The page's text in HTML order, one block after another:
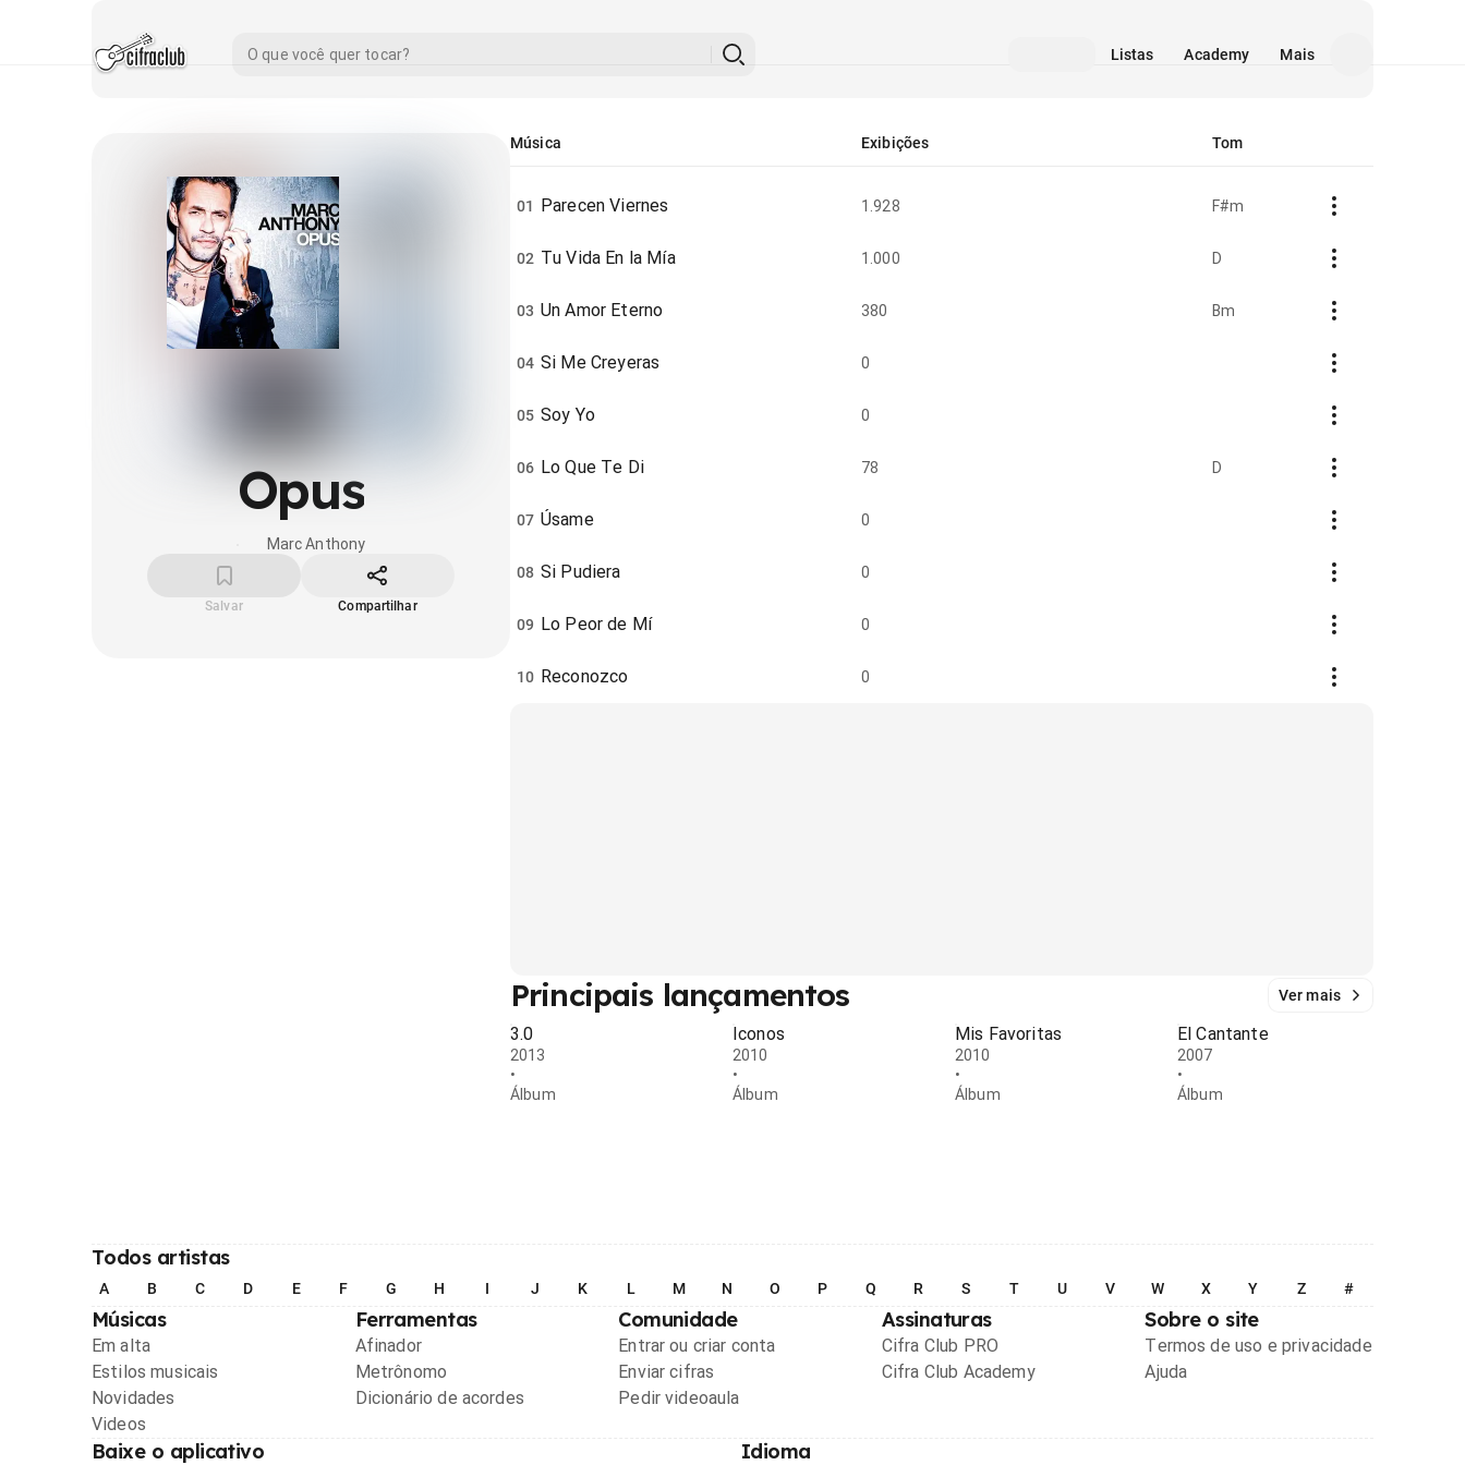
Listas Academy Mais
Opus
Marc Anthony
Salvar Compartilhar
Música Exibições Tom
01 Parecen Viernes 1.928 F#m
02 Tu Vida En la Mía 1.000 D
03 Un Amor Eterno 380 Bm
04 Si Me Creyeras 0
05 Soy Yo 0
06 Lo Que Te Di 78 D
07 Úsame 0
08 Si Pudiera 0
09 Lo Peor de Mí 0
10 Reconozco 0
Principais lançamentos Ver mais
3.0
2013
•
Álbum
Iconos
2010
•
Álbum
Mis Favoritas
2010
•
Álbum
El Cantante
2007
•
Álbum
Todos artistas
A B C D E F G H I J K L M N O P Q R S T U V W X Y Z #
Músicas
Em alta
Estilos musicais
Novidades
Videos
Ferramentas
Afinador
Metrônomo
Dicionário de acordes
Comunidade
Entrar ou criar conta
Enviar cifras
Pedir videoaula
Assinaturas
Cifra Club PRO
Cifra Club Academy
Sobre o site
Termos de uso e privacidade
Ajuda
Baixe o aplicativo Idioma